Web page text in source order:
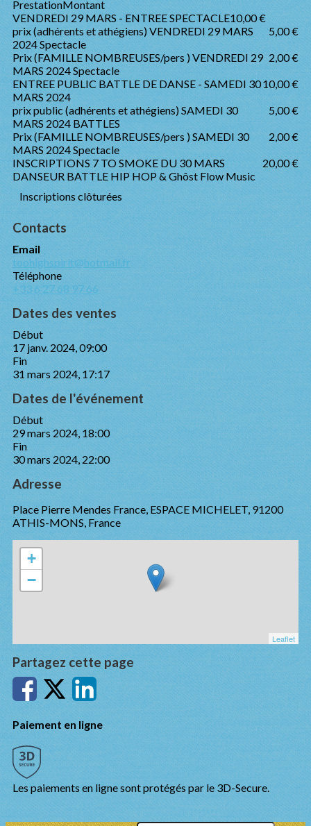
PrestationMontant
VENDREDI 29 MARS - ENTREE SPECTACLE10,00 €
prix (adhérents et athégiens) VENDREDI 29 MARS
2024 Spectacle
5,00 €
Prix (FAMILLE NOMBREUSES/pers ) VENDREDI 29
MARS 2024 Spectacle
2,00 €
ENTREE PUBLIC BATTLE DE DANSE - SAMEDI 30
MARS 2024
10,00 €
prix public (adhérents et athégiens) SAMEDI 30
MARS 2024 BATTLES
5,00 €
Prix (FAMILLE NOMBREUSES/pers ) SAMEDI 30
MARS 2024 Spectacle
2,00 €
INSCRIPTIONS 7 TO SMOKE DU 30 MARS
DANSEUR BATTLE HIP HOP & Ghôst Flow Music
20,00 €
Inscriptions clôturées
Contacts
Email
toohighspirit@hotmail.fr
Téléphone
+33 6 27 68 97 66
Dates des ventes
Début
17 janv. 2024, 09:00
Fin
31 mars 2024, 17:17
Dates de l'événement
Début
29 mars 2024, 18:00
Fin
30 mars 2024, 22:00
Adresse
Place Pierre Mendes France, ESPACE MICHELET, 91200
ATHIS-MONS, France
+
−
Leaflet
Partagez cette page
Paiement en ligne
Les paiements en ligne sont protégés par le 3D-Secure.